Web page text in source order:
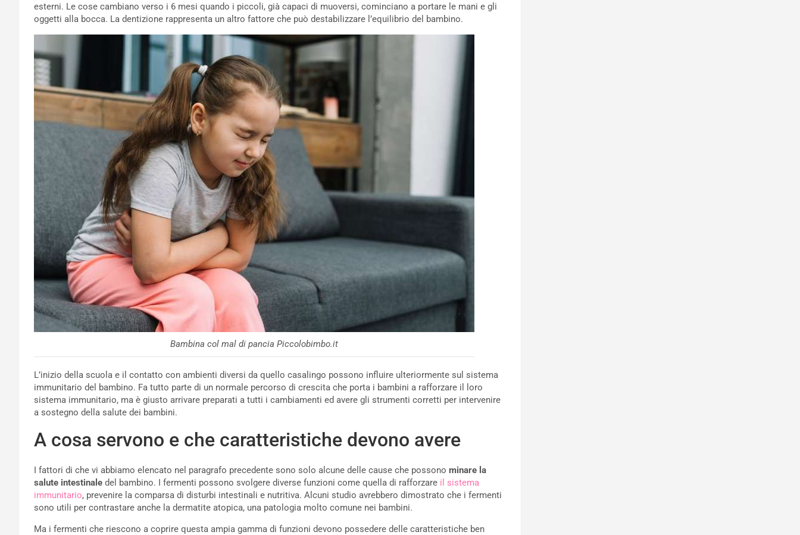
esterni. Le cose cambiano verso i 6 mesi quando i piccoli, già capaci di muoversi, cominciano a portare le mani e gli
oggetti alla bocca. La dentizione rappresenta un altro fattore che può destabilizzare l’equilibrio del bambino.
Bambina col mal di pancia Piccolobimbo.it
L’inizio della scuola e il contatto con ambienti diversi da quello casalingo possono influire ulteriormente sul sistema
immunitario del bambino. Fa tutto parte di un normale percorso di crescita che porta i bambini a rafforzare il loro
sistema immunitario, ma è giusto arrivare preparati a tutti i cambiamenti ed avere gli strumenti corretti per intervenire
a sostegno della salute dei bambini.
A cosa servono e che caratteristiche devono avere
I fattori di che vi abbiamo elencato nel paragrafo precedente sono solo alcune delle cause che possono minare la
salute intestinale del bambino. I fermenti possono svolgere diverse funzioni come quella di rafforzare il sistema
immunitario, prevenire la comparsa di disturbi intestinali e nutritiva. Alcuni studio avrebbero dimostrato che i fermenti
sono utili per contrastare anche la dermatite atopica, una patologia molto comune nei bambini.
Ma i fermenti che riescono a coprire questa ampia gamma di funzioni devono possedere delle caratteristiche ben